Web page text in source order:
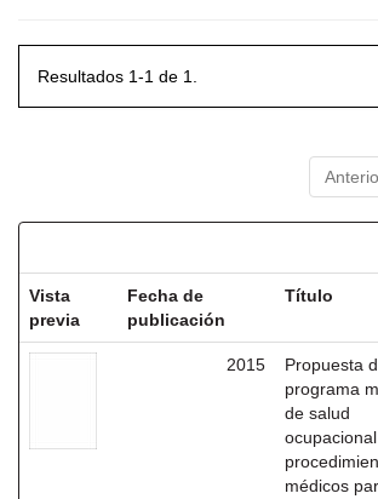
Resultados 1-1 de 1.
Vista
previa
Fecha de
publicación
Título
2015
Propuesta
programa
de salud
médicos